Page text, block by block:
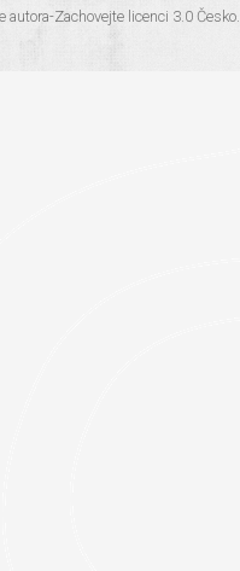
autora-Zachovejte licenci 3.0 Česko.